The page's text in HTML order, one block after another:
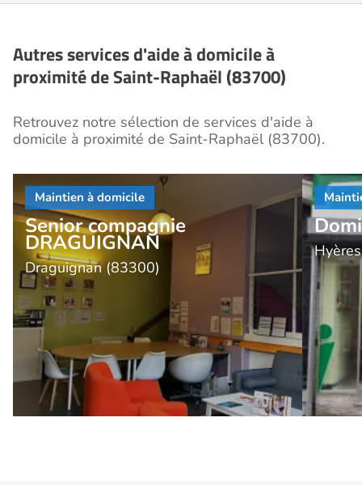
Autres services d'aide à domicile à
proximité de Saint-Raphaël (83700)
Retrouvez notre sélection de services d'aide à
domicile à proximité de Saint-Raphaël (83700).
Senior compagnie
DRAGUIGNAN
Draguignan (83300)